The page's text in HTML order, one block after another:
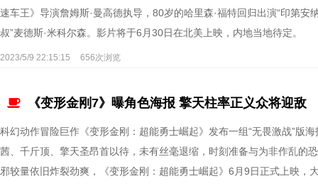
速车王》导演詹姆斯·曼高德执导，80岁的哈里森·福特回归出演“印第安
叔”麦德斯·米科尔森。影片将于6月30日在北美上映，内地当地待定。
2023/5/9 22:15:15 656次浏览
《变形金刚7》曝角色海报 擎天柱率正义众将迎敌
科幻动作冒险巨作《变形金刚：超能勇士崛起》发布一组“无畏激战”版
茜、千斤顶、擎天圣昂首以待，未有丝毫退缩，时刻准备与为非作乱的
邪较量依旧炸裂劲爽，《变形金刚：超能勇士崛起》6月9日正式上映，